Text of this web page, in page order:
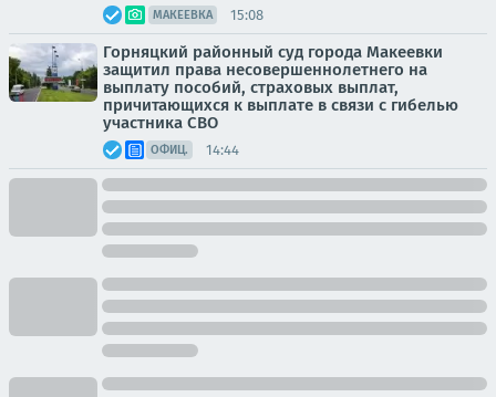
МАКЕЕВКА 15:08
Горняцкий районный суд города Макеевки
защитил права несовершеннолетнего на
выплату пособий, страховых выплат,
причитающихся к выплате в связи с гибелью
участника СВО
ОФИЦ. 14:44